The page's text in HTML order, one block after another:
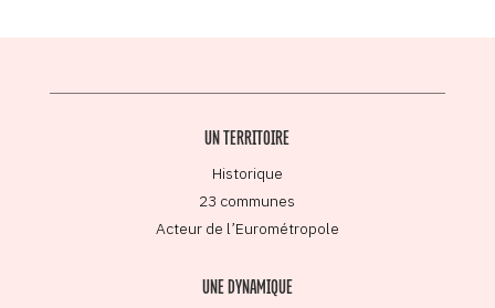
UN TERRITOIRE
Historique
23 communes
Acteur de l’Eurométropole
UNE DYNAMIQUE